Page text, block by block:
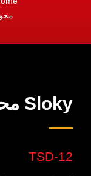
مطلوب
Sloky محول العزم:
TSD-12